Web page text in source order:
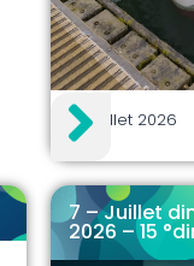
30 juillet 2026
7 – Juillet
2026 – 15